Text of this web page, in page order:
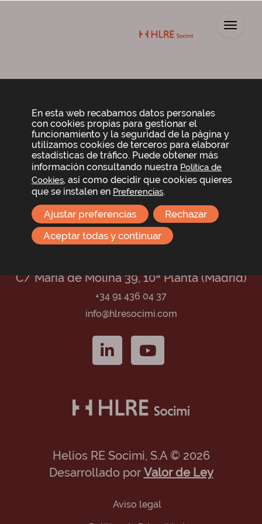
distancia y voto
electrónico
Modelo de tarjeta de asistencia, delegación y
voto a distancia
Normas de delegación y voto a distancia
Acceder al voto electrónico
C/ María de Molina 39, 10ª Planta (Madrid)
+34 91 436 04 37
info@hlresocimi.com
Helios RE Socimi, S.A © 2026
Desarrollado por Valor de Ley
Aviso legal
En esta web recabamos datos personales
con cookies propias para gestionar el
funcionamiento y la seguridad de la página y
utilizamos cookies de terceros para elaborar
estadísticas de tráfico. Puede obtener más
información consultando nuestra Política de
Cookies, así como decidir que cookies quieres
que se instalen en Preferencias.
Aceptar todas y continuar
Rechazar
Ajustar preferencias